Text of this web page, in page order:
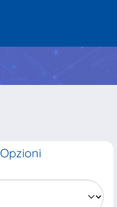
Opzioni